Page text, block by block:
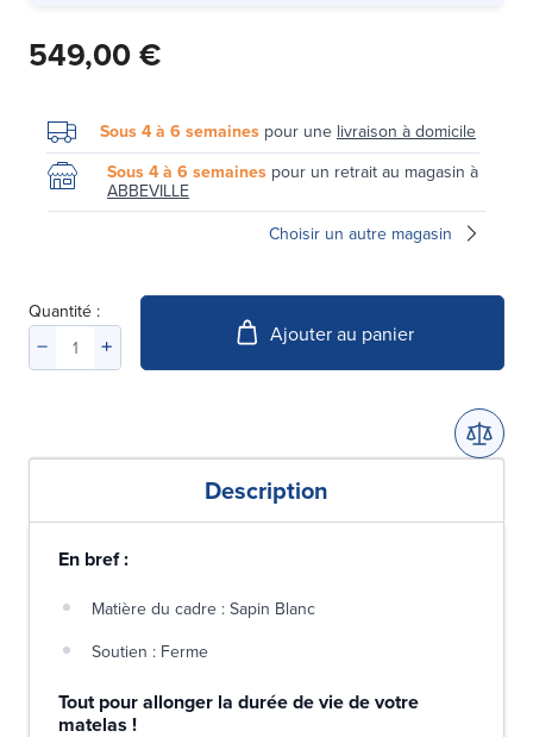
549,00 €
Sous 4 à 6 semaines pour une livraison à domicile
Sous 4 à 6 semaines pour un retrait au magasin à
ABBEVILLE
Choisir un autre magasin
Quantité :
Ajouter au panier
Description
En bref :
Matière du cadre : Sapin Blanc
Soutien : Ferme
Tout pour allonger la durée de vie de votre
matelas !